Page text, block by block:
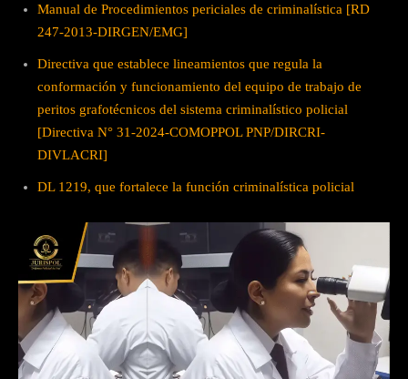
Manual de Procedimientos periciales de criminalística [RD
247-2013-DIRGEN/EMG]
Directiva que establece lineamientos que regula la
conformación y funcionamiento del equipo de trabajo de
peritos grafotécnicos del sistema criminalístico policial
[Directiva N° 31-2024-COMOPPOL PNP/DIRCRI-
DIVLACRI]
DL 1219, que fortalece la función criminalística policial